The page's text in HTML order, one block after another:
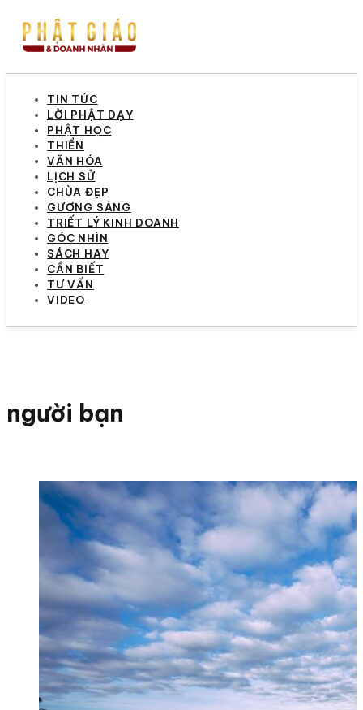
TIN TỨC
LỜI PHẬT DẠY
PHẬT HỌC
THIỀN
VĂN HÓA
LỊCH SỬ
CHÙA ĐẸP
GƯƠNG SÁNG
TRIẾT LÝ KINH DOANH
GÓC NHÌN
SÁCH HAY
CẦN BIẾT
TƯ VẤN
VIDEO
người bạn